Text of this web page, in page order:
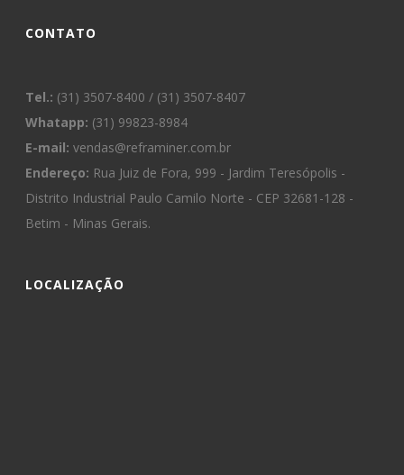
CONTATO
Tel.: (31) 3507-8400 / (31) 3507-8407
Whatapp: (31) 99823-8984
E-mail: vendas@reframiner.com.br
Endereço: Rua Juiz de Fora, 999 - Jardim Teresópolis -
Distrito Industrial Paulo Camilo Norte - CEP 32681-128 -
Betim - Minas Gerais.
LOCALIZAÇÃO